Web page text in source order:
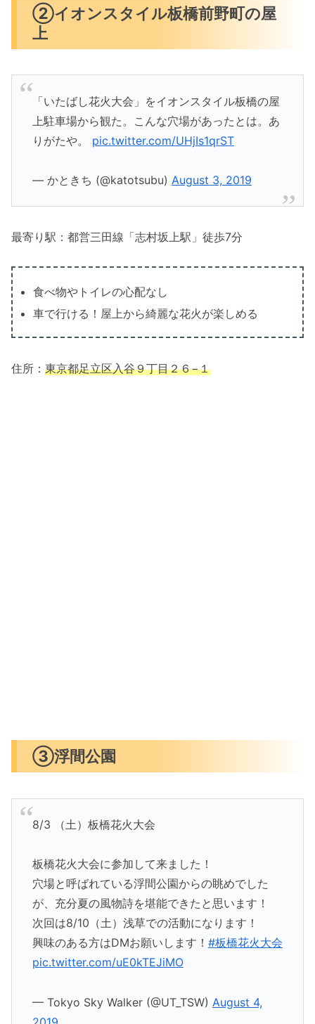
②イオンスタイル板橋前野町の屋
上
「いたばし花火大会」をイオンスタイル板橋の屋
上駐車場から観た。こんな穴場があったとは。あ
りがたや。 pic.twitter.com/UHjIs1qrST
— かときち (@katotsubu) August 3, 2019
最寄り駅：都営三田線「志村坂上駅」徒歩7分
食べ物やトイレの心配なし
車で行ける！屋上から綺麗な花火が楽しめる
住所： 東京都足立区入谷９丁目２６−１
③浮間公園
8/3 （土）板橋花火大会
板橋花火大会に参加して来ました！
穴場と呼ばれている浮間公園からの眺めでした
が、充分夏の風物詩を堪能できたと思います！
次回は8/10（土）浅草での活動になります！
興味のある方はDMお願いします！ #板橋花火大会
pic.twitter.com/uE0kTEJiMO
— Tokyo Sky Walker (@UT_TSW) August 4,